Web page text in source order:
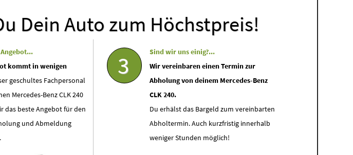
Dein Auto zum Höchstpreis!
kommt in wenigen
geschultes Fachpersonal
Mercedes-Benz CLK 240
das beste Angebot für den
und Abmeldung
3
Sind wir uns einig?...
Wir vereinbaren einen Termin zur
Abholung von deinem Mercedes-Benz
CLK 240.
Du erhälst das Bargeld zum vereinbarten
Abholtermin. Auch kurzfristig innerhalb
weniger Stunden möglich!